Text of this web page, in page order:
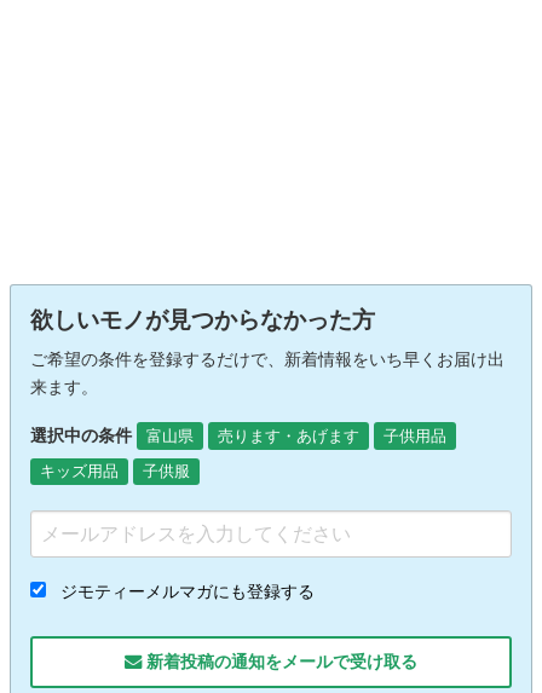
欲しいモノが見つからなかった方
ご希望の条件を登録するだけで、新着情報をいち早くお届け出
来ます。
選択中の条件 富山県 売ります・あげます
子供用品
キッズ用品
子供服
ジモティーメルマガにも登録する
新着投稿の通知をメールで受け取る